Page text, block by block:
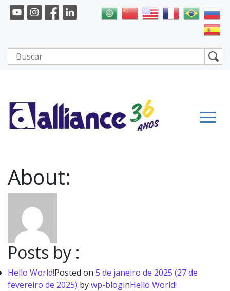
About:
Posts by :
Hello World!Posted on 5 de janeiro de 2025 (27 de
fevereiro de 2025) bywp-bloginHello World!